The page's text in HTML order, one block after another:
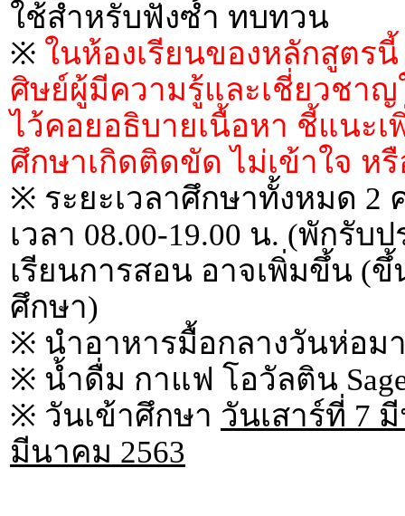
ใช้สำหรับฟังซ้ำ ทบทวน
※ ในห้องเรียนของหลักสูตรนี้
ศิษย์ผู้มีความรู้และเชี่ยวชา
ไว้คอยอธิบายเนื้อหา ชี้แนะ
ศึกษาเกิดติดขัด ไม่เข้าใจ ห
※ ระยะเวลาศึกษาทั้งหมด 2
เวลา 08.00-19.00 น. (พักรั
เรียนการสอน อาจเพิ่มขึ้น (
ศึกษา)
※ นำอาหารมื้อกลางวันห่อม
※ น้ำดื่ม กาแฟ โอวัลติน
※ วันเข้าศึกษา วันเสาร์ที่ 7
มีนาคม 2563